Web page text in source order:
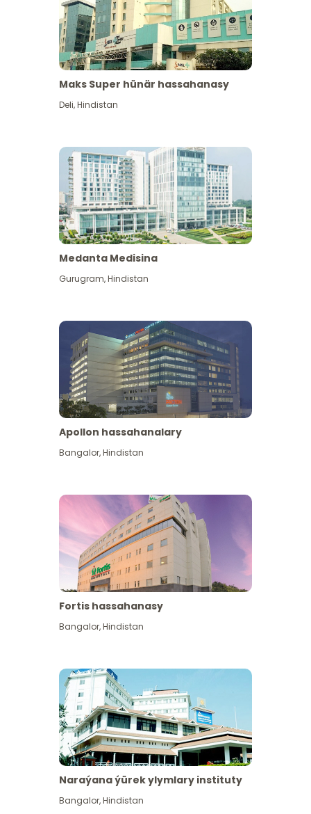
Has giňişleýin gör
Maks Super hünär hassahanasy
Deli,Hindistan
Medanta Medisina
Gurugram,Hindistan
Apollon hassahanalary
Bangalor,Hindistan
Fortis hassahanasy
Bangalor,Hindistan
Naraýana ýürek ylymlary instituty
Bangalor,Hindistan